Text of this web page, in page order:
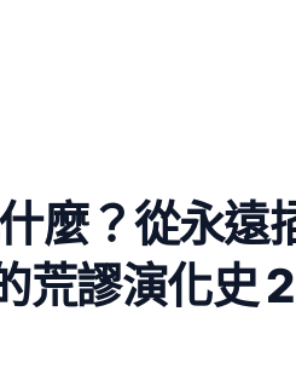
麼？從永遠
荒謬演化史